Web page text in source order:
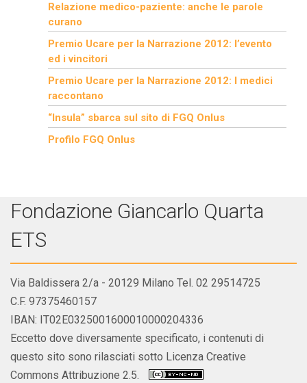
Relazione medico-paziente: anche le parole
curano
Premio Ucare per la Narrazione 2012: l’evento
ed i vincitori
Premio Ucare per la Narrazione 2012: I medici
raccontano
“Insula” sbarca sul sito di FGQ Onlus
Profilo FGQ Onlus
Fondazione Giancarlo Quarta
ETS
Via Baldissera 2/a - 20129 Milano Tel. 02 29514725
C.F. 97375460157
IBAN: IT02E0325001600010000204336
Eccetto dove diversamente specificato, i contenuti di
questo sito sono rilasciati sotto Licenza Creative
Commons Attribuzione 2.5.